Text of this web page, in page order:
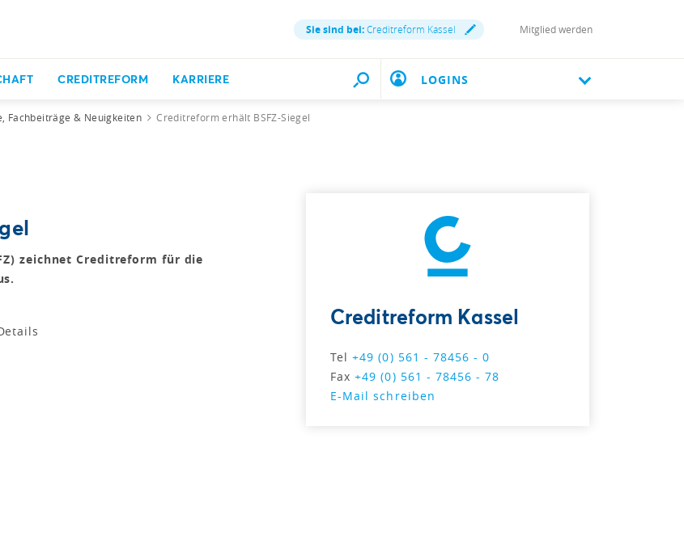
Sie sind bei:Creditreform Kassel Mitglied werden
CREDITREFORM KARRIERE LOGINS
Fachbeiträge & Neuigkeiten Creditreform erhält BSFZ-Siegel
zeichnet Creditreform für die
Creditreform Kassel
Tel+49 (0) 561 - 78456 - 0
Fax+49 (0) 561 - 78456 - 78
E-Mail schreiben